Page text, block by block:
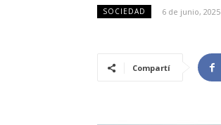
SOCIEDAD 6 de junio, 2025
Compartí